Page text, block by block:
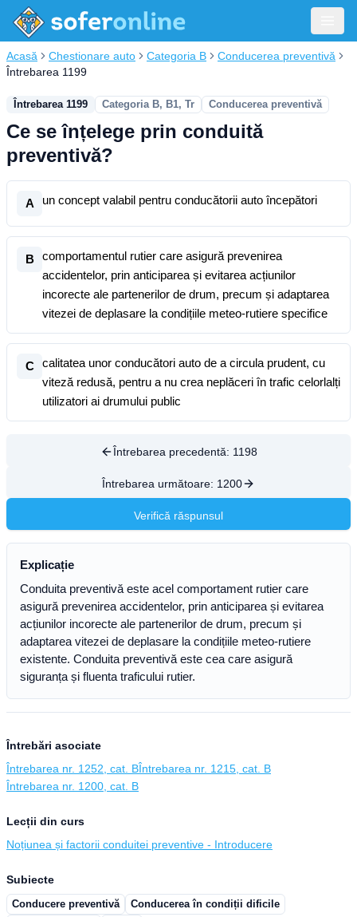
Acasă Chestionare auto Categoria B
Conducerea preventivă
Întrebarea 1199
Întrebarea 1199 Categoria B, B1, Tr Conducerea preventivă
Ce se înțelege prin conduită
preventivă?
A un concept valabil pentru conducătorii auto începători
B
comportamentul rutier care asigură prevenirea
accidentelor, prin anticiparea și evitarea acțiunilor
incorecte ale partenerilor de drum, precum și adaptarea
vitezei de deplasare la condițiile meteo-rutiere specifice
C
calitatea unor conducători auto de a circula prudent, cu
viteză redusă, pentru a nu crea neplăceri în trafic celorlalți
utilizatori ai drumului public
Întrebarea precedentă: 1198
Întrebarea următoare: 1200
Verifică răspunsul
Explicație
Conduita preventivă este acel comportament rutier care
asigură prevenirea accidentelor, prin anticiparea și evitarea
acțiunilor incorecte ale partenerilor de drum, precum și
adaptarea vitezei de deplasare la condițiile meteo-rutiere
existente. Conduita preventivă este cea care asigură
siguranța și fluenta traficului rutier.
Întrebări asociate
Întrebarea nr. 1252, cat. BÎntrebarea nr. 1215, cat. B
Întrebarea nr. 1200, cat. B
Lecții din curs
Noțiunea și factorii conduitei preventive - Introducere
Subiecte
Conducere preventivă
Conducerea în condiții dificile